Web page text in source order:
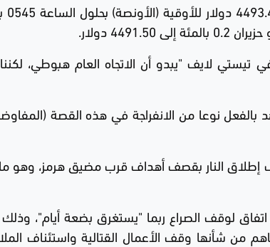
دولار.
تيستي لايف "يبدو أن الاتجاه العام هبوطي،
نوعا من الانفراجة في هذه القصة
إطلاق النار بقصف أهداف قرب مضيق هرمز، وهو
اتفاق لوقف الصراع ربما "يستغرق بضعة أيام"،
من شأنها وقف الأعمال القتالية واستئناف